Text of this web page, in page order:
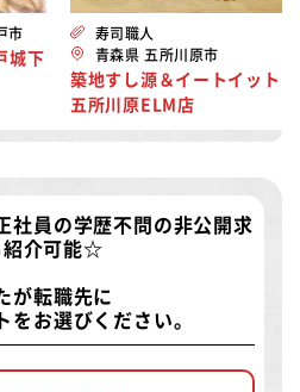
市
城下
寿司職人
青森県 五所川原市
築地すし源＆イートイット！
五所川原ELM店
社員の学歴不問の非公開求
紹介可能☆
が転職先に
をお選びください。